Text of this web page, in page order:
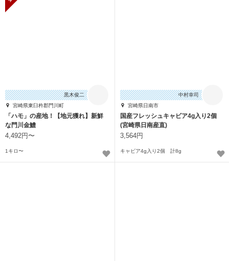
黒木俊二
宮崎県東臼杵郡門川町
「ハモ」の産地！【地元獲れ】新鮮
な門川金鱧
4,492円〜
1キロ〜
中村幸司
宮崎県日南市
国産フレッシュキャビア4g入り2個
(宮崎県日南産直)
3,564円
キャビア4g入り2個 計8g